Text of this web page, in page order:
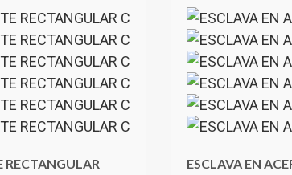
RECTANGULAR
ESCLAVA EN